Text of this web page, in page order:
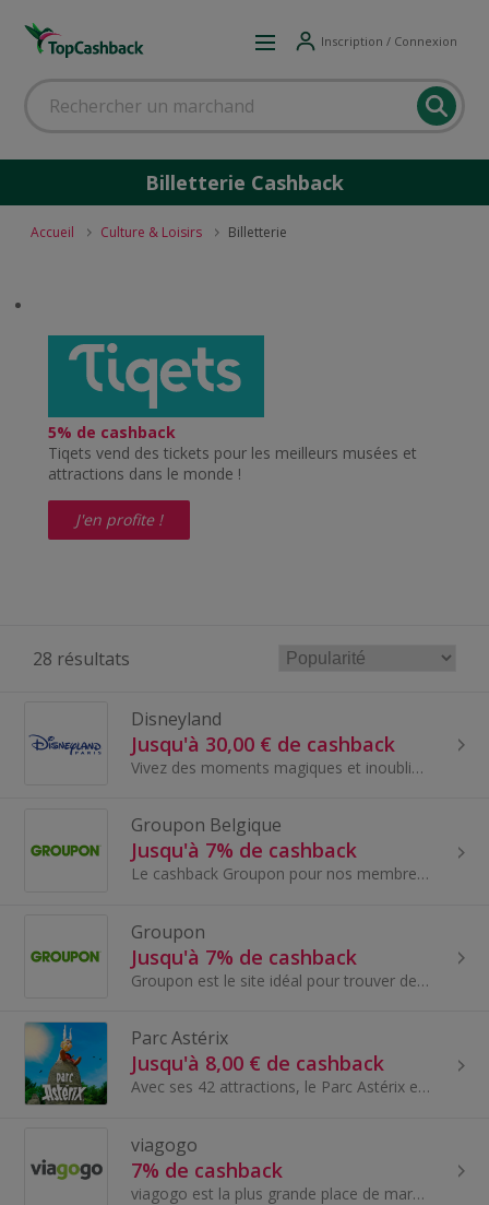
Inscription / Connexion
Billetterie Cashback
Accueil Culture & Loisirs Billetterie
5% de cashback
Tiqets vend des tickets pour les meilleurs musées et
attractions dans le monde !
J'en profite !
28 résultats
Disneyland
Jusqu'à 30,00 € de cashback
Vivez des moments magiques et inoubliables en vous rendant au célèbre parc d'attraction Disneyland Paris. Un parc mondialement connu dédié aux rêves..
Groupon Belgique
Jusqu'à 7% de cashback
Le cashback Groupon pour nos membres en Belgique. Groupon est le site idéal pour trouver des offres exceptionnelles et des deals autour de chez...
Groupon
Jusqu'à 7% de cashback
Groupon est le site idéal pour trouver des offres exceptionnelles et des deals autour de chez vous.
Parc Astérix
Jusqu'à 8,00 € de cashback
Avec ses 42 attractions, le Parc Astérix est le 2ème parc d'attractions implanté en France, situé à 35Kms au nord de Paris. Inspiré de la célèbre b...
viagogo
7% de cashback
viagogo est la plus grande place de marché secondaire au monde pour les billets d’événements en direct. viagogo a pour objectif de fournir aux ache...